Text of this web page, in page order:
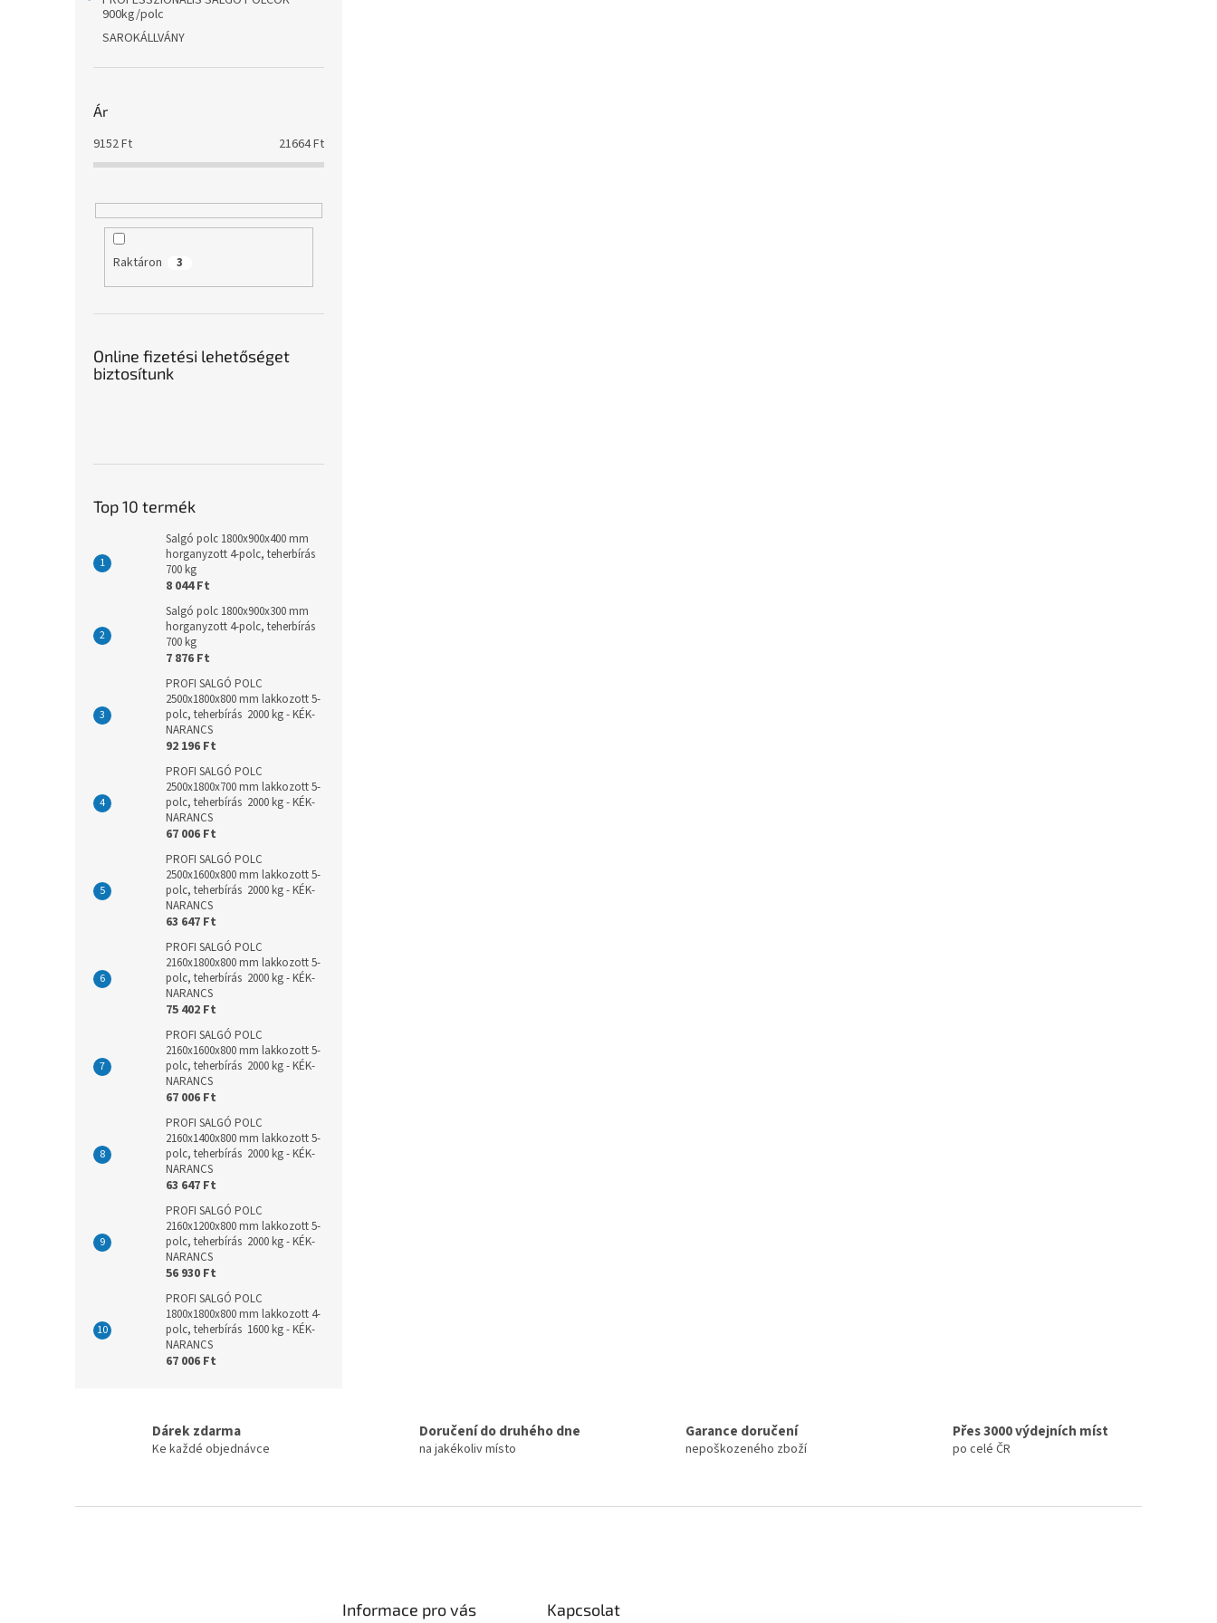
900kg/polc
SAROKÁLLVÁNY
Ár
9152Ft 21664Ft
Raktáron 3
Online fizetési lehetőséget
biztosítunk
Top 10 termék
Salgó polc 1800x900x400 mm
horganyzott 4-polc, teherbírás
700 kg
8 044 Ft
Salgó polc 1800x900x300 mm
horganyzott 4-polc, teherbírás
700 kg
7 876 Ft
PROFI SALGÓ POLC
2500x1800x800 mm lakkozott 5-
polc, teherbírás 2000 kg - KÉK-
NARANCS
92 196 Ft
PROFI SALGÓ POLC
2500x1800x700 mm lakkozott 5-
polc, teherbírás 2000 kg - KÉK-
NARANCS
67 006 Ft
PROFI SALGÓ POLC
2500x1600x800 mm lakkozott 5-
polc, teherbírás 2000 kg - KÉK-
NARANCS
63 647 Ft
PROFI SALGÓ POLC
2160x1800x800 mm lakkozott 5-
polc, teherbírás 2000 kg - KÉK-
NARANCS
75 402 Ft
PROFI SALGÓ POLC
2160x1600x800 mm lakkozott 5-
polc, teherbírás 2000 kg - KÉK-
NARANCS
67 006 Ft
PROFI SALGÓ POLC
2160x1400x800 mm lakkozott 5-
polc, teherbírás 2000 kg - KÉK-
NARANCS
63 647 Ft
PROFI SALGÓ POLC
2160x1200x800 mm lakkozott 5-
polc, teherbírás 2000 kg - KÉK-
NARANCS
56 930 Ft
PROFI SALGÓ POLC
1800x1800x800 mm lakkozott 4-
polc, teherbírás 1600 kg - KÉK-
NARANCS
67 006 Ft
Dárek zdarma
Ke každé objednávce
Doručení do druhého dne
na jakékoliv místo
Garance doručení
nepoškozeného zboží
Přes 3000 výdejních míst
po celé ČR
Informace pro vás Kapcsolat